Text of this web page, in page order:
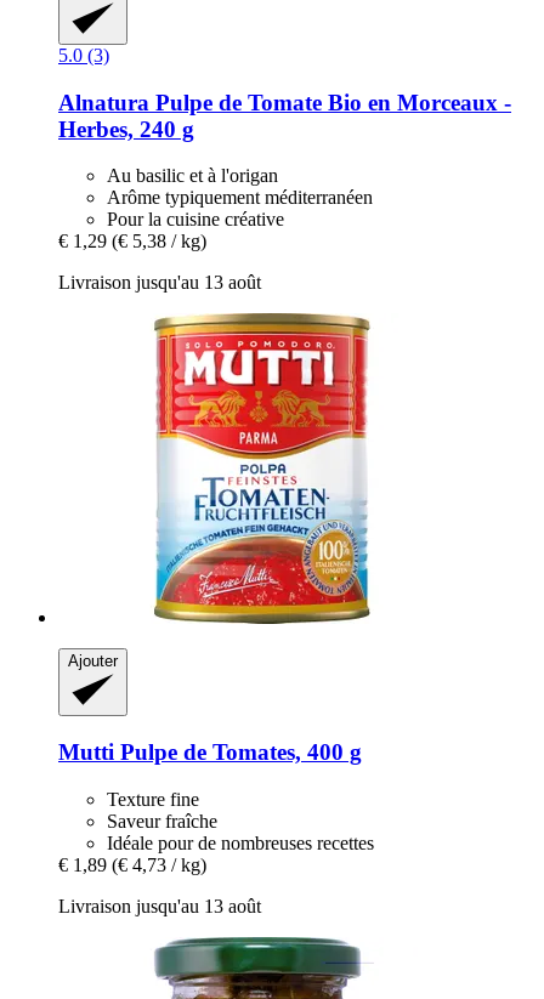
5.0 (3)
Alnatura Pulpe de Tomate Bio en Morceaux -​
Herbes, 240 g
Au basilic et à l'origan
Arôme typiquement méditerranéen
Pour la cuisine créative
€ 1,29 (€ 5,38 / kg)
Livraison jusqu'au 13 août
Ajouter
Mutti Pulpe de Tomates, 400 g
Texture fine
Saveur fraîche
Idéale pour de nombreuses recettes
€ 1,89 (€ 4,73 / kg)
Livraison jusqu'au 13 août